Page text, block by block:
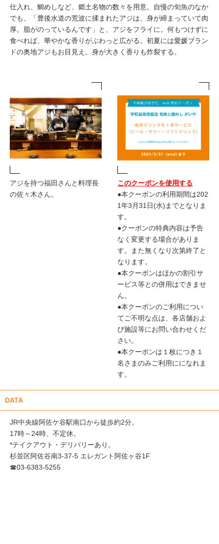
仕入れ、鯛めしなど、郷土名物の数々を用意。自慢の旬魚のなか
でも、「豊後水道の荒波に揉まれたアジは、身が締まっていて肉
厚。脂がのっているんです」と、アジをフライに。何もつけずに
食べれば、華やかな香りがぶわっと広がる。初夏には愛媛ブラン
ドの奥地アジもお目見え。身が大きく香りも炸裂する。
アジを持つ福田さんと料理長
の佐々木さん。
このクーポンを使用する
●本クーポンの利用期間は202
1年3月31日(水)までとなりま
す。
●クーポンの特典内容は予告
なく変更する場合がありま
す。また無くなり次第終了と
なります。
●本クーポンはほかの割引サ
ービス等との併用はできませ
ん。
●本クーポンのご利用につい
てご不明な点は、各店舗およ
び施設等にお問い合わせくだ
さい。
●本クーポンは１枚につき１
名さまのみご利用にになれま
す。
DATA
JR中央線阿佐ケ谷駅南口から徒歩約2分。
17時～24時、不定休。
*テイクアウト・デリバリーあり。
杉並区阿佐谷南3-37-5 エレガント阿佐ヶ谷1F
☎︎03-6383-5255